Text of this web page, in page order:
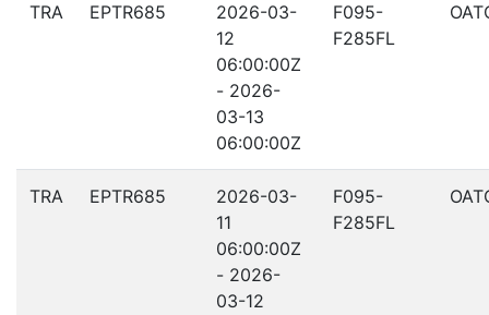
TRA EPTR685
2026-03-
12
06:00:00Z
- 2026-
03-13
06:00:00Z
F095-
F285FL
TRA EPTR685
2026-03-
11
06:00:00Z
- 2026-
03-12
F095-
F285FL